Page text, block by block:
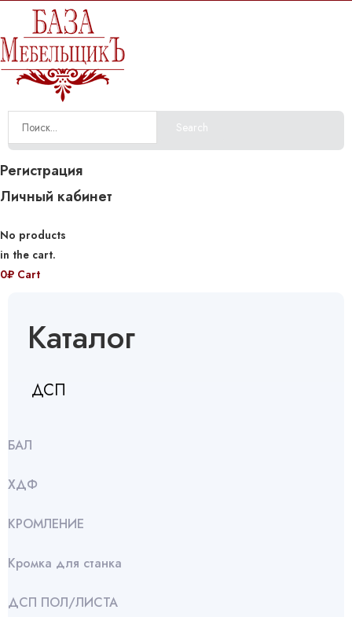
Search
Регистрация
Личный кабинет
No products
in the cart.
0₽ Cart
Каталог
ДСП
БАЛ
ХДФ
КРОМЛЕНИЕ
Кромка для станка
ДСП ПОЛ/ЛИСТА